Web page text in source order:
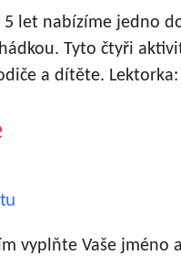
let nabízíme jedno
Tyto čtyři
a dítěte.
vyplňte Vaše jméno